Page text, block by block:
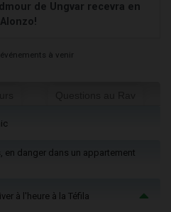
de Ungvar recevra en
à venir
en danger dans un appartement
à l'heure à la Téfila